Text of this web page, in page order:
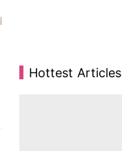
Hottest Articles